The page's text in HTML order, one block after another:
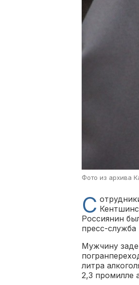
Фото из архива
С
Россиянин
пресс-служба
Мужчину
литра
2,3 промилле